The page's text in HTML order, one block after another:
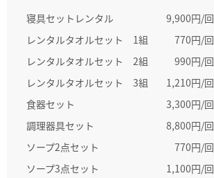
寝具セットレンタル
9,900円/回
レンタルタオルセット 1組
770円/回
レンタルタオルセット 2組
990円/回
レンタルタオルセット 3組
1,210円/回
食器セット
3,300円/回
調理器具セット
8,800円/回
ソープ2点セット
770円/回
ソープ3点セット
1,100円/回